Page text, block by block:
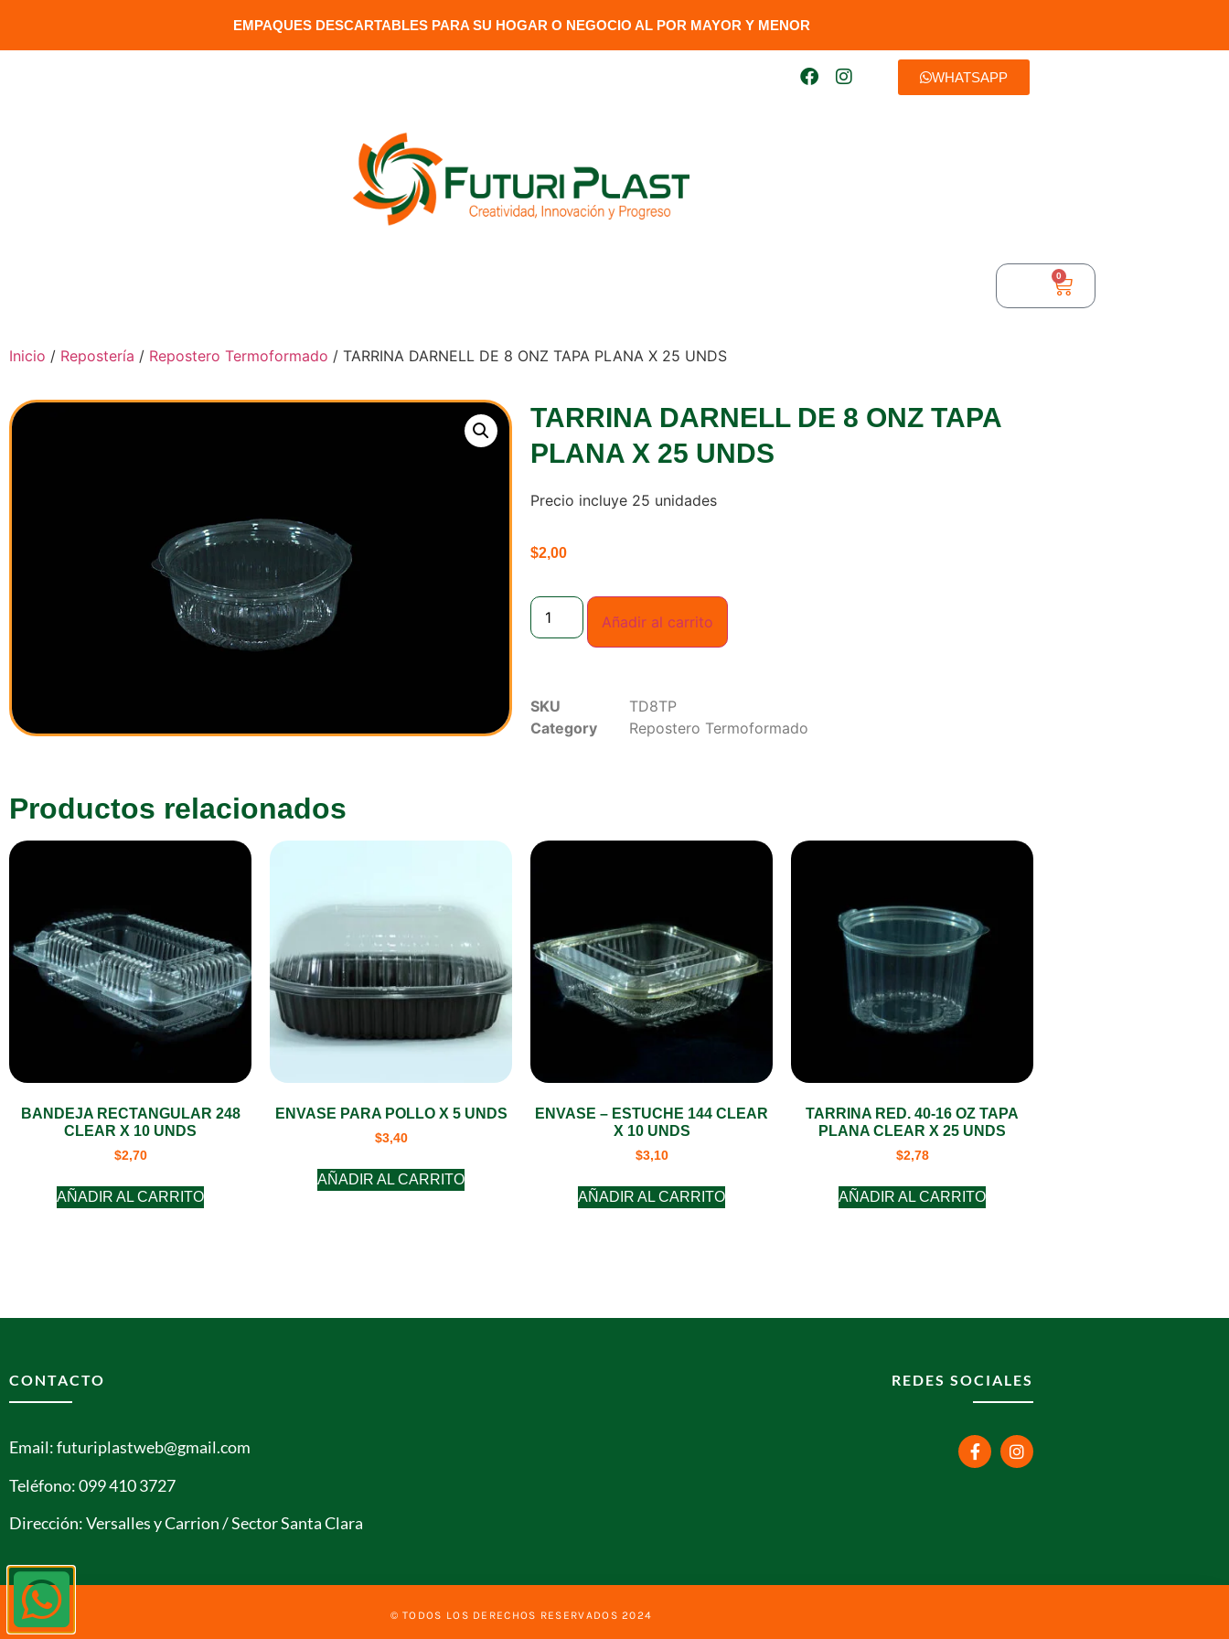
EMPAQUES DESCARTABLES PARA SU HOGAR O NEGOCIO AL POR MAYOR Y MENOR​
WHATSAPP
0
Inicio / Repostería / Repostero Termoformado / TARRINA DARNELL DE 8 ONZ TAPA PLANA X 25 UNDS
TARRINA DARNELL DE 8 ONZ TAPA
PLANA X 25 UNDS
Precio incluye 25 unidades
$2,00
Añadir al carrito
SKU
TD8TP
Category
Repostero Termoformado
Productos relacionados
BANDEJA RECTANGULAR 248
CLEAR X 10 UNDS
$2,70
AÑADIR AL CARRITO
ENVASE PARA POLLO X 5 UNDS
$3,40
AÑADIR AL CARRITO
ENVASE – ESTUCHE 144 CLEAR
X 10 UNDS
$3,10
AÑADIR AL CARRITO
TARRINA RED. 40-16 OZ TAPA
PLANA CLEAR X 25 UNDS
$2,78
AÑADIR AL CARRITO
CONTACTO
Email: futuriplastweb@gmail.com
Teléfono: 099 410 3727
Dirección: Versalles y Carrion / Sector Santa Clara
REDES SOCIALES
© TODOS LOS DERECHOS RESERVADOS 2024